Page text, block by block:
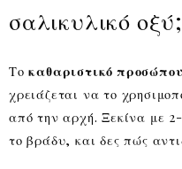
σαλικυλικό οξύ;
Τοκαθαριστικό
χρειάζεται να το
από την αρχή. Ξεκίνα με
το βράδυ, και δες πώς